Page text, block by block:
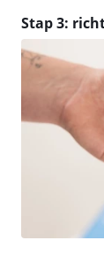
Stap 3: